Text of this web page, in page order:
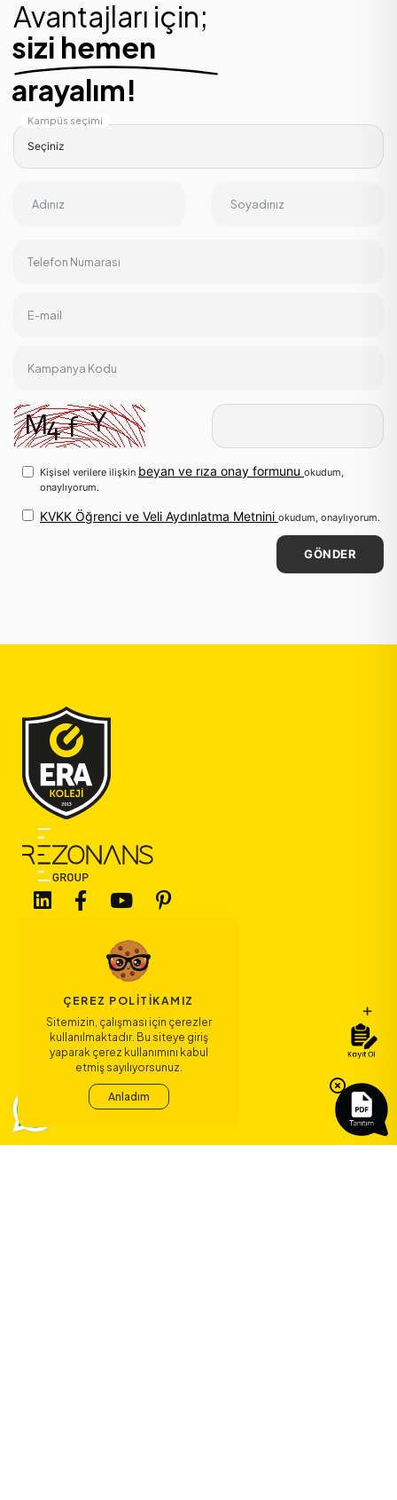
Avantajları için;
sizi hemen
arayalım!
Kampüs seçimi
Adınız Soyadınız
Telefon Numarası
E-mail
Kampanya Kodu
Kişisel verilere ilişkin beyan ve rıza onay formunu okudum,
onaylıyorum.
KVKK Öğrenci ve Veli Aydınlatma Metnini okudum, onaylıyorum.
GÖNDER
Bize Ulaşın
Bağlantılar
ÇEREZ POLITIKAMIZ
Sitemizin, çalışması için çerezler
kullanılmaktadır. Bu siteye giriş
yaparak çerez kullanımını kabul
etmiş sayılıyorsunuz.
Anladım